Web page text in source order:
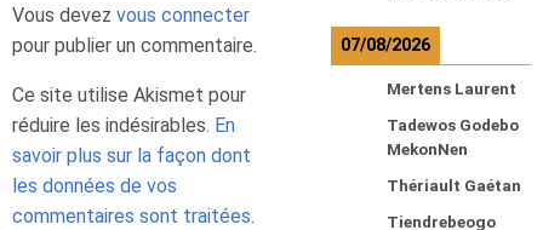
Vous devez vous connecter
pour publier un commentaire.
Ce site utilise Akismet pour
réduire les indésirables. En
savoir plus sur la façon dont
les données de vos
commentaires sont traitées.
07/08/2026
Mertens Laurent
Tadewos Godebo
MekonNen
Thériault Gaétan
Tiendrebeogo